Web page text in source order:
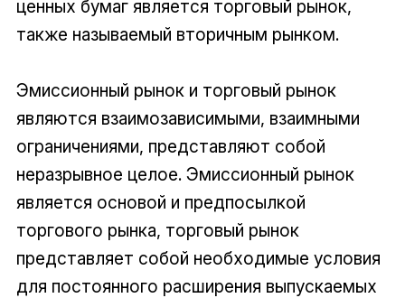
ценных бумаг является торговый рынок,
также называемый вторичным рынком.
Эмиссионный рынок и торговый рынок
являются взаимозависимыми, взаимными
ограничениями, представляют собой
неразрывное целое. Эмиссионный рынок
является основой и предпосылкой
торгового рынка, торговый рынок
представляет собой необходимые условия
для постоянного расширения выпускаемых